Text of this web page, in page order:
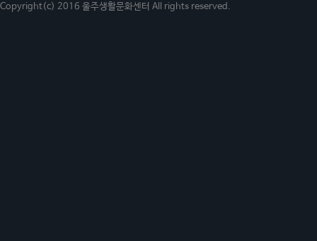
Copyright(c) 2016 울주생활문화센터 All rights reserved.